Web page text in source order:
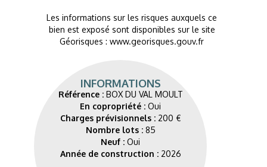
Les informations sur les risques auxquels ce
bien est exposé sont disponibles sur le site
Géorisques : www.georisques.gouv.fr
INFORMATIONS
Référence : BOX DU VAL MOULT
En copropriété : Oui
Charges prévisionnels : 200 €
Nombre lots : 85
Neuf : Oui
Année de construction : 2026